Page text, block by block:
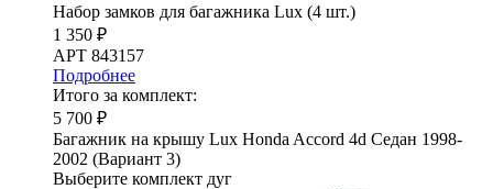
Набор замков для багажника Lux (4 шт.)
1 350 ₽
АРТ 843157
Подробнее
Итого за комплект:
5 700 ₽
Багажник на крышу Lux Honda Accord 4d Седан 1998-
2002 (Вариант 3)
Выберите комплект дуг